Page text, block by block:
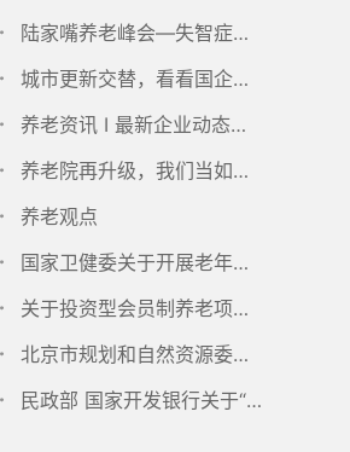
陆家嘴养老峰会—失智症专属环境的营造
城市更新交替，看看国企的养老布局
养老资讯 I 最新企业动态以及相关政策动态
养老院再升级，我们当如何做？
养老观点
国家卫健委关于开展老年医疗护理服务试点工作的通知
关于投资型会员制养老项目的关键点：客户、渠道、产品、定价
北京市规划和自然资源委员会关于印发《北京市养老服务专项规划（2021-2035年）》的通知
民政部 国家开发银行关于“十四五”期间利用开发性金融支持养老服务体系建设的通知